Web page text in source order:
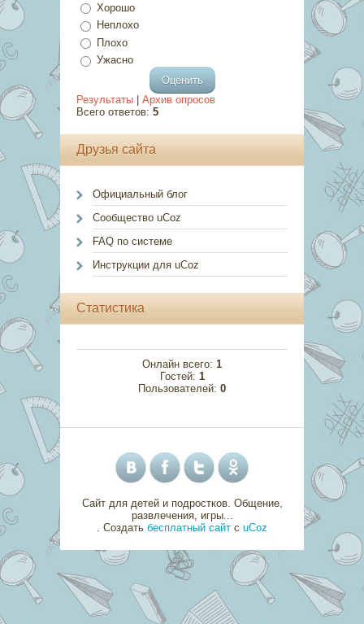
Хорошо
Неплохо
Плохо
Ужасно
Результаты
Архив опросов
Всего ответов: 5
Друзья сайта
Официальный блог
Сообщество uCoz
FAQ по системе
Инструкции для uCoz
Статистика
Онлайн всего: 1
Гостей: 1
Пользователей: 0
Сайт для детей и подростков. Общение,
развлечения, игры...
Создать бесплатный сайт с uCoz